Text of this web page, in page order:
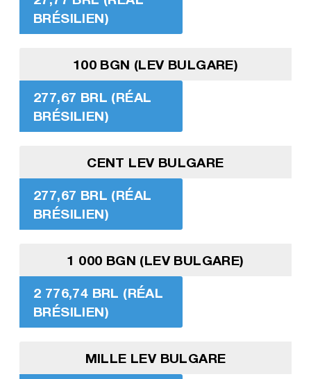
BRÉSILIEN)
100 BGN (LEV BULGARE)
277,67 BRL (RÉAL
BRÉSILIEN)
CENT LEV BULGARE
277,67 BRL (RÉAL
BRÉSILIEN)
1 000 BGN (LEV BULGARE)
2 776,74 BRL (RÉAL
BRÉSILIEN)
MILLE LEV BULGARE